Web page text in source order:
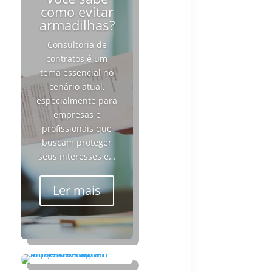
como evitar
armadilhas?
Consultoria de
contratos é um
tema essencial no
cenário atual,
especialmente para
empresas e
profissionais que
buscam proteger
seus interesses e…
Ler mais